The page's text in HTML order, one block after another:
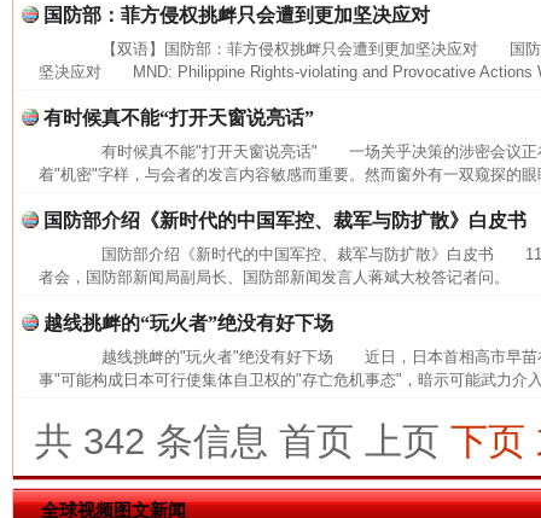
国防部：菲方侵权挑衅只会遭到更加坚决应对
【双语】国防部：菲方侵权挑衅只会遭到更加坚决应对 国防
坚决应对 MND: Philippine Rights-violating and Provocative Actions
有时候真不能“打开天窗说亮话”
有时候真不能"打开天窗说亮话" 一场关乎决策的涉密会议正
着"机密"字样，与会者的发言内容敏感而重要。然而窗外有一双窥探的
国防部介绍《新时代的中国军控、裁军与防扩散》白皮书
国防部介绍《新时代的中国军控、裁军与防扩散》白皮书 11
者会，国防部新闻局副局长、国防部新闻发言人蒋斌大校答记者问。
越线挑衅的“玩火者”绝没有好下场
越线挑衅的"玩火者"绝没有好下场 近日，日本首相高市早苗
事"可能构成日本可行使集体自卫权的"存亡危机事态"，暗示可能武力介
共 342 条信息 首页 上页 下页
全球视频图文新闻
这是一记警钟！ 谢